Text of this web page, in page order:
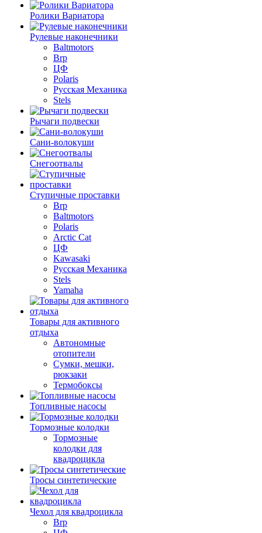
Ролики Вариатора
Рулевые наконечники
Baltmotors
Brp
ЦФ
Polaris
Русская Механика
Stels
Рычаги подвески
Сани-волокуши
Снегоотвалы
Ступичные проставки
Brp
Baltmotors
Polaris
Arctic Cat
ЦФ
Kawasaki
Русская Механика
Stels
Yamaha
Товары для активного
отдыха
Автономные
отопители
Сумки, мешки,
рюкзаки
Термобоксы
Топливные насосы
Тормозные колодки
Тормозные
колодки для
квадроцикла
Тросы синтетические
Чехол для квадроцикла
Brp